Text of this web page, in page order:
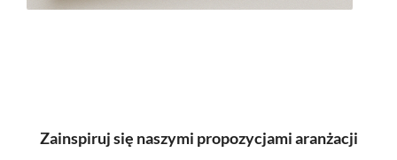
Zainspiruj się naszymi propozycjami aranżacji